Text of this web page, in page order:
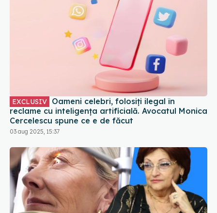
EXCLUSIV
reclame cu inteligența artificială. Avocatul Monica
Cercelescu spune ce e de făcut
03 aug 2025, 15:37